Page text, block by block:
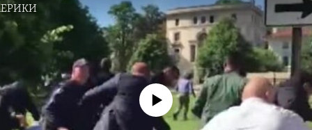
No media source currently available